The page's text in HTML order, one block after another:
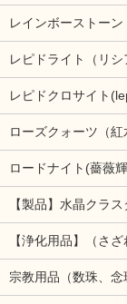
レインボーストーン
レピドライト（リシ
レピドクロサイト
ローズクォーツ（紅
ロードナイト(薔薇
【製品】水晶クラ
【浄化用品】（さざ
宗教用品（数珠、念